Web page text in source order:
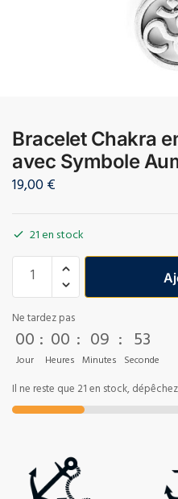
Bracelet Chakra
avec Symbole
19,00€
21 en stock
Ne tardez pas
00
Jour
: 00
Heures
: 09
Minutes
: 53
Seconde
Il ne reste que 21 en stock,